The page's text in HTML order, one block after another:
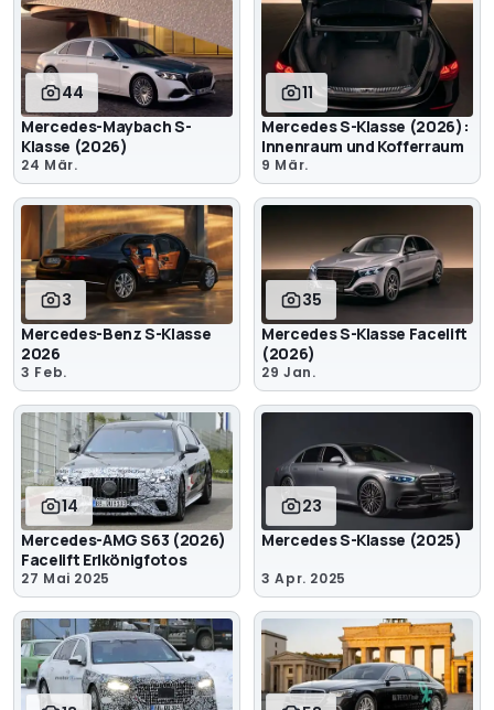
44
Mercedes-Maybach S-
Klasse (2026)
24 Mär.
11
Mercedes S-Klasse (2026):
Innenraum und Kofferraum
9 Mär.
3
Mercedes-Benz S-Klasse
2026
3 Feb.
35
Mercedes S-Klasse Facelift
(2026)
29 Jan.
14
Mercedes-AMG S63 (2026)
Facelift Erlkönigfotos
27 Mai 2025
23
Mercedes S-Klasse (2025)
3 Apr. 2025